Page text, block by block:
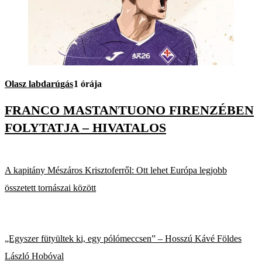
Olasz labdarúgás1 órája
FRANCO MASTANTUONO FIRENZÉBEN
FOLYTATJA – HIVATALOS
A kapitány Mészáros Krisztoferről: Ott lehet Európa legjobb
összetett tornászai között
„Egyszer fütyültek ki, egy pólómeccsen” – Hosszú Kávé Földes
László Hobóval